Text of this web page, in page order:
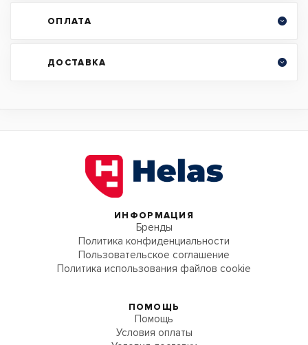
ОПЛАТА
ДОСТАВКА
ИНФОРМАЦИЯ
Бренды
Политика конфиденциальности
Пользовательское соглашение
Политика использования файлов cookie
ПОМОЩЬ
Помощь
Условия оплаты